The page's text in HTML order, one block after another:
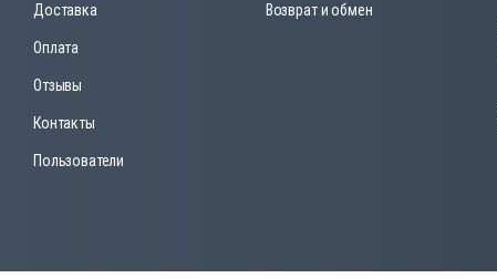
Доставка
Оплата
Отзывы
Контакты
Пользователи
Возврат и обмен